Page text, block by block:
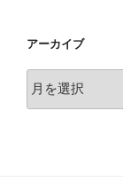
アーカイブ
ー